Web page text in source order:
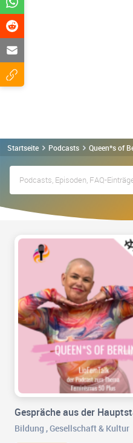
Startseite Podcasts Queen*s of
Gespräche aus der
Bildung ,Gesellschaft & Kultur